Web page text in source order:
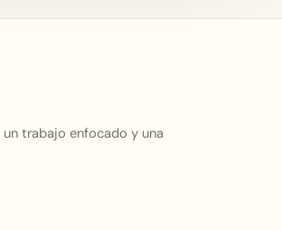
trabajo enfocado y una